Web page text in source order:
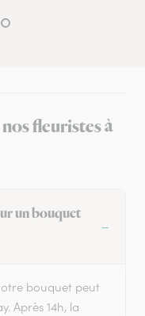
fleuristes à
un bouquet
bouquet peut
Après 14h, la